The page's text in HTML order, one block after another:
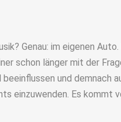
Genau: im eigenen
schon länger mit der
und demnach
einzuwenden. Es kommt